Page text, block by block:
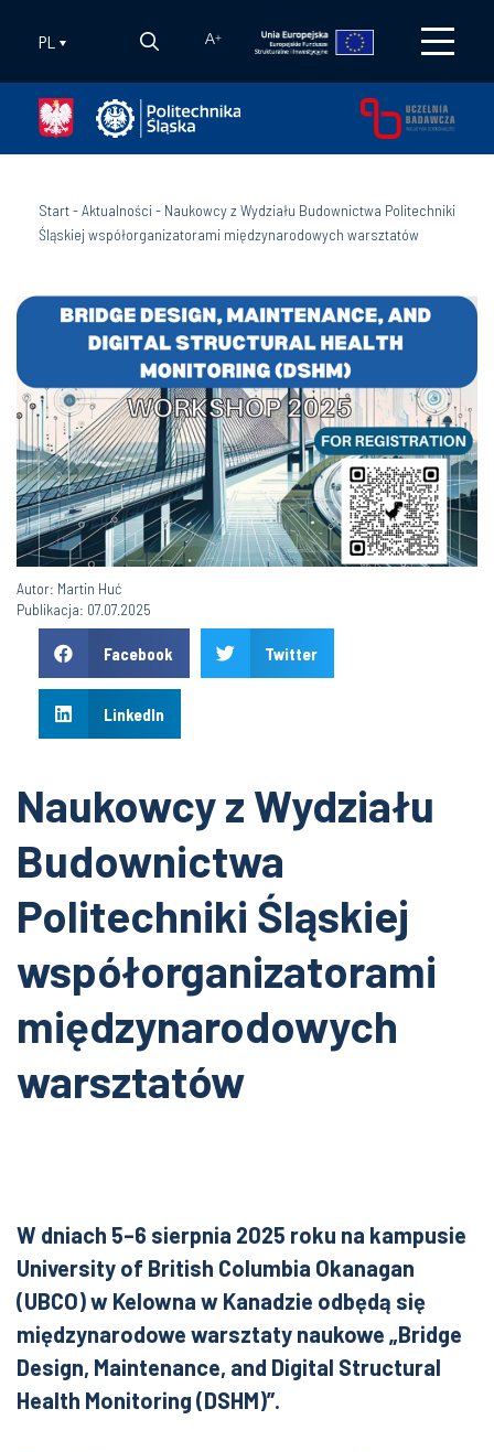
PL A+
Start-Aktualności- Naukowcy z Wydziału Budownictwa Politechniki
Śląskiej współorganizatorami międzynarodowych warsztatów
Autor: Martin Huć
Publikacja: 07.07.2025
Facebook Twitter
LinkedIn
Naukowcy z Wydziału
Budownictwa
Politechniki Śląskiej
współorganizatorami
międzynarodowych
warsztatów
W dniach 5–6 sierpnia 2025 roku na kampusie
University of British Columbia Okanagan
(UBCO) w Kelowna w Kanadzie odbędą się
międzynarodowe warsztaty naukowe „Bridge
Design, Maintenance, and Digital Structural
Health Monitoring (DSHM)”.